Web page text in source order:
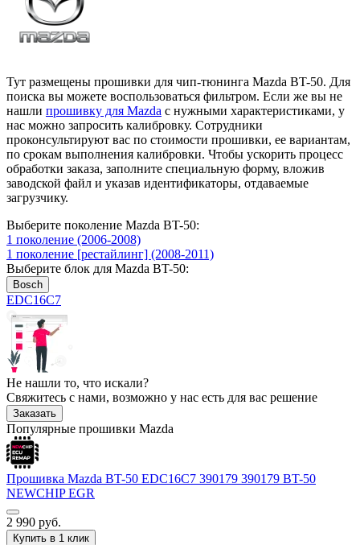
Тут размещены прошивки для чип-тюнинга Mazda BT-50. Для
поиска вы можете воспользоваться фильтром. Если же вы не
нашли прошивку для Mazda с нужными характеристиками, у
нас можно запросить калибровку. Сотрудники
проконсультируют вас по стоимости прошивки, ее вариантам,
по срокам выполнения калибровки. Чтобы ускорить процесс
обработки заказа, заполните специальную форму, вложив
заводской файл и указав идентификаторы, отдаваемые
загрузчику.
Выберите поколение Mazda BT-50:
1 поколение (2006-2008)
1 поколение [рестайлинг] (2008-2011)
Выберите блок для Mazda BT-50:
Bosch
EDC16C7
Не нашли то, что искали?
Свяжитесь с нами, возможно у нас есть для вас решение
Заказать
Популярные прошивки Mazda
Прошивка Mazda BT-50 EDC16C7 390179 390179 BT-50
NEWCHIP EGR
2 990 руб.
Купить в 1 клик